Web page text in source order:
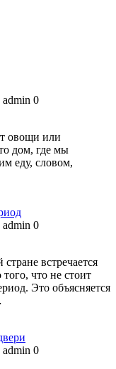
admin 0
овощи или
дом, где мы
еду, словом,
admin 0
встречается
что не стоит
Это объясняется
admin 0